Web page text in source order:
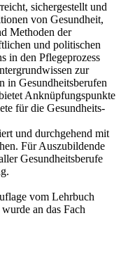
sichergestellt und
von Gesundheit,
Methoden der
und politischen
in den Pflegeprozess
zur
in Gesundheitsberufen
Anknüpfungspunkte
für die Gesundheits-
und durchgehend mit
Für Auszubildende
Gesundheitsberufe
vom Lehrbuch
an das Fach